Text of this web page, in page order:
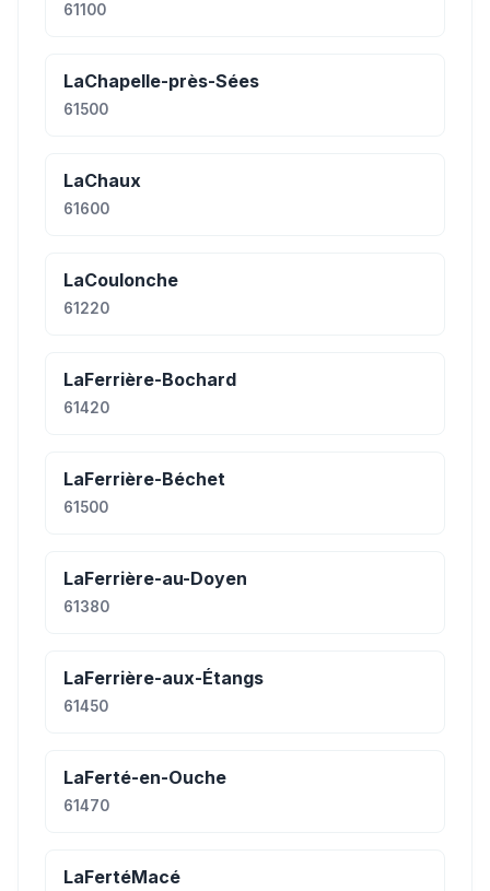
61100
LaChapelle-près-Sées
61500
LaChaux
61600
LaCoulonche
61220
LaFerrière-Bochard
61420
LaFerrière-Béchet
61500
LaFerrière-au-Doyen
61380
LaFerrière-aux-Étangs
61450
LaFerté-en-Ouche
61470
LaFertéMacé